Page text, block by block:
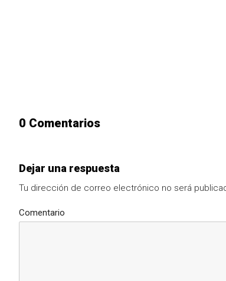
0 Comentarios
Dejar una respuesta
Tu dirección de correo electrónico no será
Comentario